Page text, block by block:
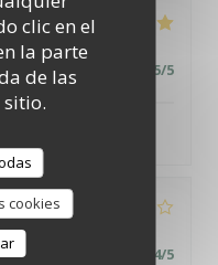
clic en el
la parte
de las
cookies
: 5 /5 Calidad / Precio 5/5
:4/5 4/5